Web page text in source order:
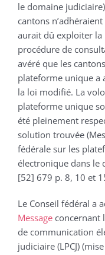
le domaine
cantons
aurait dû exploiter la
procédure de
avéré que les
plateforme unique a
la loi modifié. La
plateforme unique
été pleinement
solution trouvée
fédérale sur les
électronique dans le
[52] 679 p. 8, 10 et
Le Conseil fédéral a
Messageconcernant
de communication
judiciaire (LPCJ)